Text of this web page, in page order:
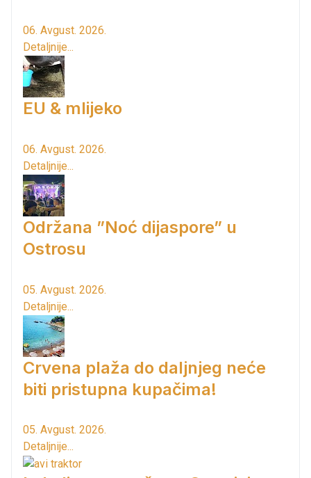
06. Avgust. 2026.
Detaljnije...
EU & mlijeko
06. Avgust. 2026.
Detaljnije...
Održana ”Noć dijaspore” u
Ostrosu
05. Avgust. 2026.
Detaljnije...
Crvena plaža do daljnjeg neće
biti pristupna kupačima!
05. Avgust. 2026.
Detaljnije...